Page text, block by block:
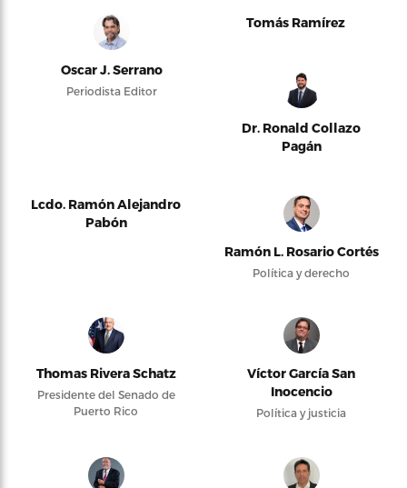
Oscar J. Serrano
Periodista Editor
Tomás Ramírez
Dr. Ronald Collazo
Pagán
Lcdo. Ramón Alejandro
Pabón
Ramón L. Rosario Cortés
Política y derecho
Thomas Rivera Schatz
Presidente del Senado de
Puerto Rico
Víctor García San
Inocencio
Política y justicia